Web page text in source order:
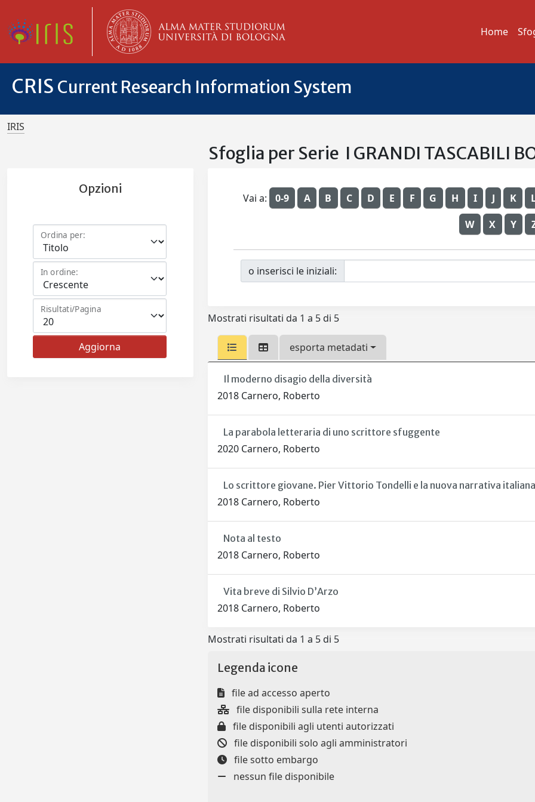
Home
CRIS Current Research Information System
IRIS
Sfoglia per Serie I GRANDI TASCABILI
Opzioni
Ordina per:
In ordine:
Risultati/Pagina
Vai a: 0-9 A B C D E F G H I J K
W X Y
o inserisci le iniziali:
Mostrati risultati da 1 a 5 di 5
esporta metadati
Il moderno disagio della diversità
2018 Carnero, Roberto
La parabola letteraria di uno scrittore sfuggente
2020 Carnero, Roberto
Lo scrittore giovane. Pier Vittorio Tondelli e la nuova narrativa italiana
2018 Carnero, Roberto
Nota al testo
2018 Carnero, Roberto
Vita breve di Silvio D’Arzo
2018 Carnero, Roberto
Mostrati risultati da 1 a 5 di 5
Legenda icone
file ad accesso aperto
file disponibili sulla rete interna
file disponibili agli utenti autorizzati
file disponibili solo agli amministratori
file sotto embargo
nessun file disponibile